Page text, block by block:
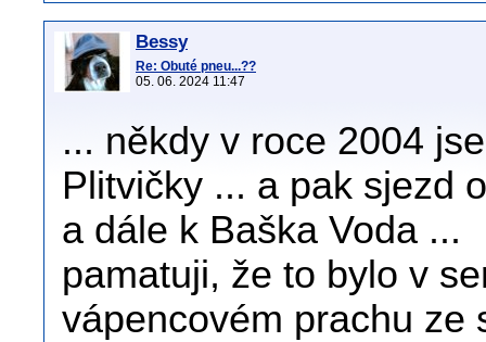
Bessy
Re: Obuté pneu...??
05. 06. 2024 11:47
... někdy v roce 2004
Plitvičky ... a pak sjezd
a dále k Baška Voda ...
pamatuji, že to bylo v
vápencovém prachu ze